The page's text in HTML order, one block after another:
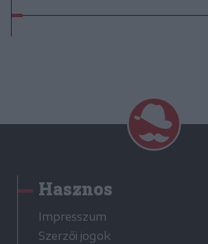
Hasznos
Impresszum
Szerzői jogok